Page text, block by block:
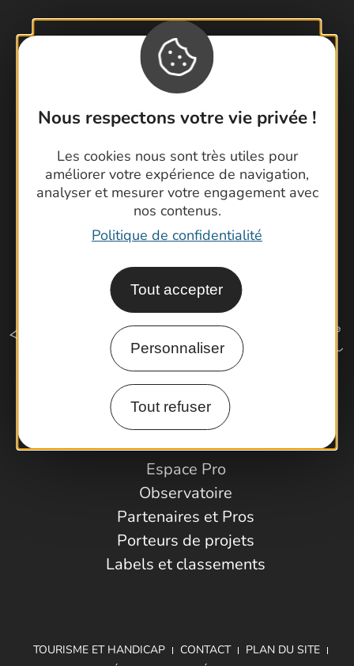
Nous respectons votre vie privée !
Les cookies nous sont très utiles pour
améliorer votre expérience de navigation,
analyser et mesurer votre engagement avec
nos contenus.
Politique de confidentialité
Tout accepter
Personnaliser
Tout refuser
Contactez-nous !
Foire aux questions
Brochures
Cartoguides et Topoguides
Latitude Gard
Comment venir ?
Espace Pro
Observatoire
Partenaires et Pros
Porteurs de projets
Labels et classements
TOURISME ET HANDICAP CONTACT
PLAN DU SITE